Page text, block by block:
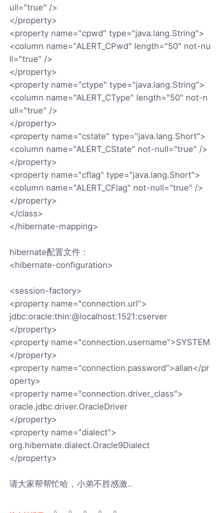
ull="true" />
</property>
<property name="cpwd" type="java.lang.String">
<column name="ALERT_CPwd" length="50" not-nu
ll="true" />
</property>
<property name="ctype" type="java.lang.String">
<column name="ALERT_CType" length="50" not-n
ull="true" />
</property>
<property name="cstate" type="java.lang.Short">
<column name="ALERT_CState" not-null="true" />
</property>
<property name="cflag" type="java.lang.Short">
<column name="ALERT_CFlag" not-null="true" />
</property>
</class>
</hibernate-mapping>
hibernate配置文件：
<hibernate-configuration>
<session-factory>
<property name="connection.url">
jdbc:oracle:thin:@localhost:1521:cserver
</property>
<property name="connection.username">SYSTEM
</property>
<property name="connection.password">allan</pr
operty>
<property name="connection.driver_class">
oracle.jdbc.driver.OracleDriver
</property>
<property name="dialect">
org.hibernate.dialect.Oracle9Dialect
</property>
请大家帮帮忙哈，小弟不胜感激..